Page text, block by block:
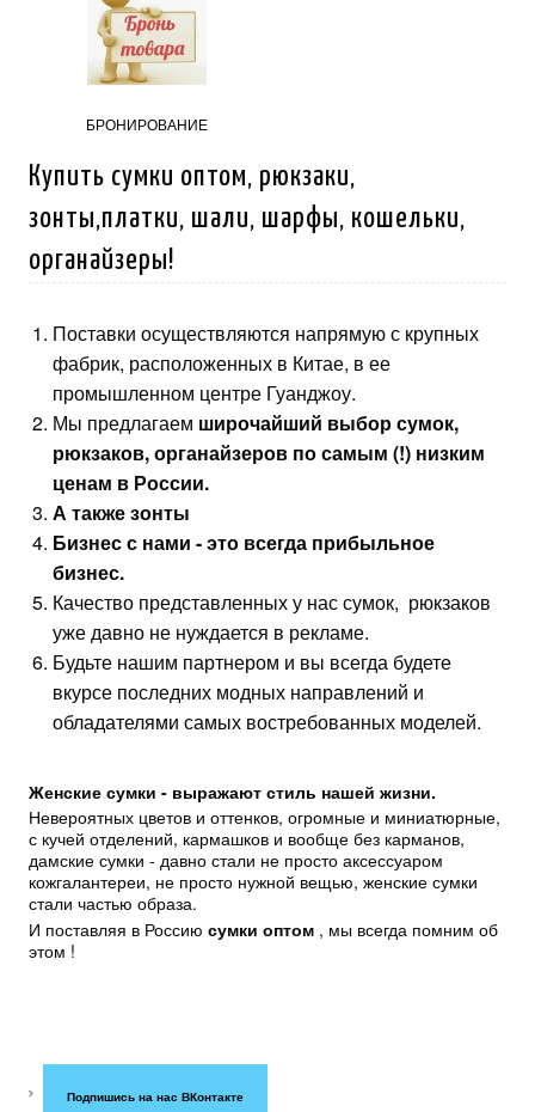
БРОНИРОВАНИЕ
Купить сумки оптом, рюкзаки,
зонты,платки, шали, шарфы, кошельки,
органайзеры!
Поставки осуществляются напрямую с крупных
фабрик, расположенных в Китае, в ее
промышленном центре Гуанджоу.
Мы предлагаем широчайший выбор сумок,
рюкзаков, органайзеров по самым (!) низким
ценам в России.
А также зонты
Бизнес с нами - это всегда прибыльное
бизнес.
Качество представленных у нас сумок, рюкзаков
уже давно не нуждается в рекламе.
Будьте нашим партнером и вы всегда будете
вкурсе последних модных направлений и
обладателями самых востребованных моделей.
Женские сумки - выражают стиль нашей жизни.
Невероятных цветов и оттенков, огромные и миниатюрные,
с кучей отделений, кармашков и вообще без карманов,
дамские сумки - давно стали не просто аксессуаром
кожгалантереи, не просто нужной вещью, женские сумки
стали частью образа.
И поставляя в Россию сумки оптом , мы всегда помним об
этом !
Подпишись на нас ВКонтакте